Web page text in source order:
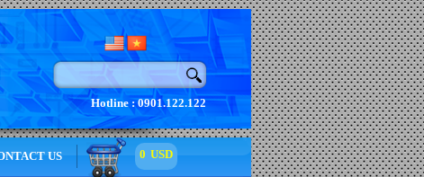
Hotline : 0901.122.122
US 0 USD